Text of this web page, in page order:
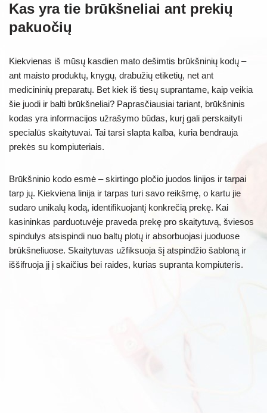
Kas yra tie brūkšneliai ant prekių
pakuočių
Kiekvienas iš mūsų kasdien mato dešimtis brūkšninių kodų –
ant maisto produktų, knygų, drabužių etiketių, net ant
medicininių preparatų. Bet kiek iš tiesų suprantame, kaip veikia
šie juodi ir balti brūkšneliai? Paprasčiausiai tariant, brūkšninis
kodas yra informacijos užrašymo būdas, kurį gali perskaityti
specialūs skaitytuvai. Tai tarsi slapta kalba, kuria bendrauja
prekės su kompiuteriais.
Brūkšninio kodo esmė – skirtingo pločio juodos linijos ir tarpai
tarp jų. Kiekviena linija ir tarpas turi savo reikšmę, o kartu jie
sudaro unikalų kodą, identifikuojantį konkrečią prekę. Kai
kasininkas parduotuvėje praveda prekę pro skaitytuvą, šviesos
spindulys atsispindi nuo baltų plotų ir absorbuojasi juoduose
brūkšneliuose. Skaitytuvas užfiksuoja šį atspindžio šabloną ir
iššifruoja jį į skaičius bei raides, kurias supranta kompiuteris.